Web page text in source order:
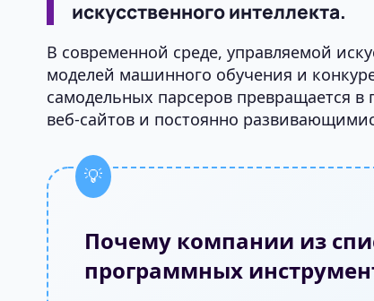
искусственного интеллекта.
В современной среде, управляемой
моделей машинного обучения и
самодельных парсеров превращается
веб-сайтов и постоянно
Почему компании из
программных